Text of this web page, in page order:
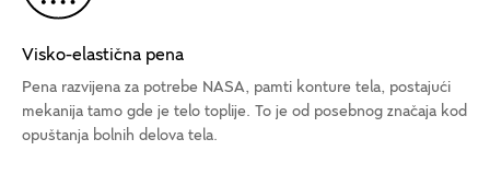
Visko-elastična pena
Pena razvijena za potrebe NASA, pamti konture tela, postajući
mekanija tamo gde je telo toplije. To je od posebnog značaja kod
opuštanja bolnih delova tela.